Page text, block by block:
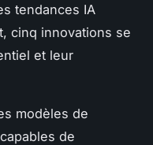
tendances IA
cinq innovations se
et leur
modèles de
de